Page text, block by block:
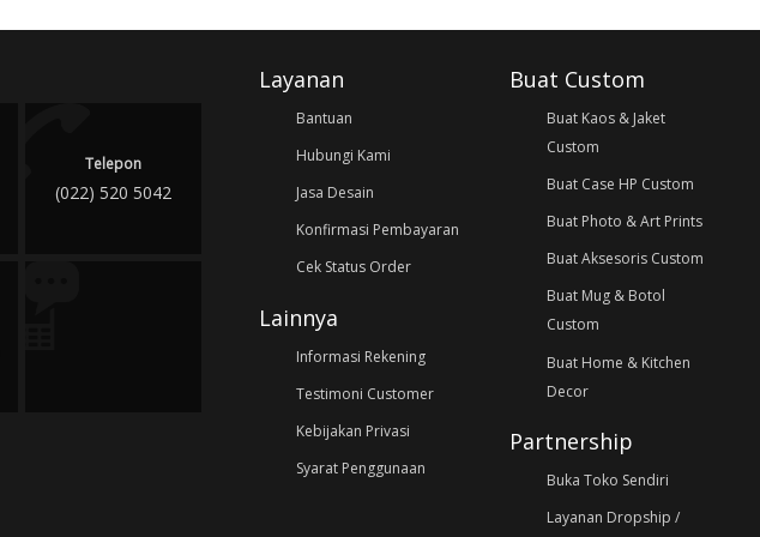
Telepon
(022) 520 5042
Layanan
Bantuan
Hubungi Kami
Jasa Desain
Konfirmasi Pembayaran
Cek Status Order
Lainnya
Informasi Rekening
Testimoni Customer
Kebijakan Privasi
Syarat Penggunaan
Buat Custom
Buat Kaos & Jaket
Custom
Buat Case HP Custom
Buat Photo & Art Prints
Buat Aksesoris Custom
Buat Mug & Botol
Custom
Buat Home & Kitchen
Decor
Partnership
Buka Toko Sendiri
Layanan Dropship /